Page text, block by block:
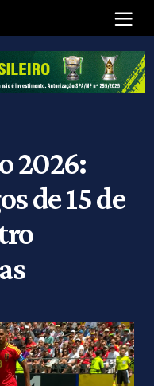
2026:
de 15 de